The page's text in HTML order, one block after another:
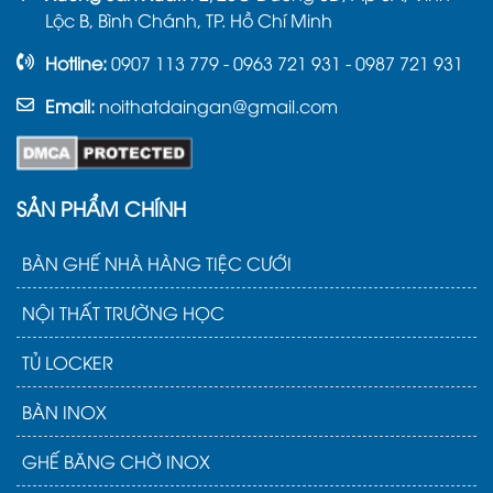
2.1. Bàn ghế quầy bar làm bằng chất
biến nhất ngày nay. Sở dĩ như vậy là bởi đa số
các mẫu của dòng nội thất gỗ có độ bền tương
đối tốt, thiết kế linh hoạt lại có kiểu dáng bắt mắt
và giá thành tương đối rẻ.
Lộc B, Bình Chánh, TP. Hồ Chí Minh
Hotline:0907 113 779 - 0963 721 931 - 0987 721 931
Email: noithatdaingan@gmail.com
SẢN PHẨM CHÍNH
BÀN GHẾ NHÀ HÀNG TIỆC CƯỚI
NỘI THẤT TRƯỜNG HỌC
TỦ LOCKER
BÀN INOX
GHẾ BĂNG CHỜ INOX